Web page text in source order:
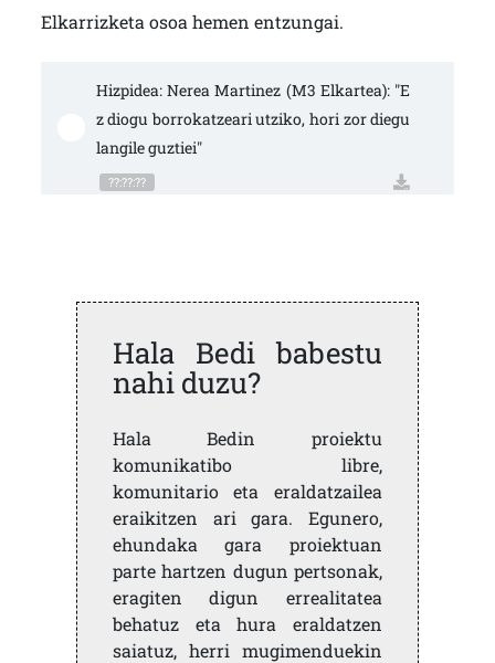
Elkarrizketa osoa hemen entzungai.
Hizpidea: Nerea Martinez (M3 Elkartea): "E
z diogu borrokatzeari utziko, hori zor diegu
langile guztiei"
??:??:??
Hala Bedi babestu
nahi duzu?
Hala Bedin proiektu
komunikatibo libre,
komunitario eta eraldatzailea
eraikitzen ari gara. Egunero,
ehundaka gara proiektuan
parte hartzen dugun pertsonak,
eragiten digun errealitatea
behatuz eta hura eraldatzen
saiatuz, herri mugimenduekin